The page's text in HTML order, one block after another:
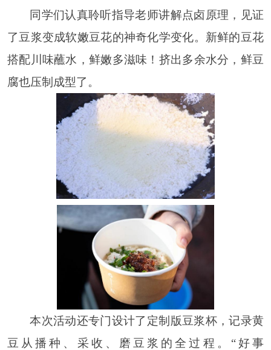
同学们认真聆听指导老师讲解点卤原理，见证
了豆浆变成软嫩豆花的神奇化学变化。新鲜的豆花
搭配川味蘸水，鲜嫩多滋味！挤出多余水分，鲜豆
腐也压制成型了。
本次活动还专门设计了定制版豆浆杯，记录黄
豆从播种、采收、磨豆浆的全过程。“好事